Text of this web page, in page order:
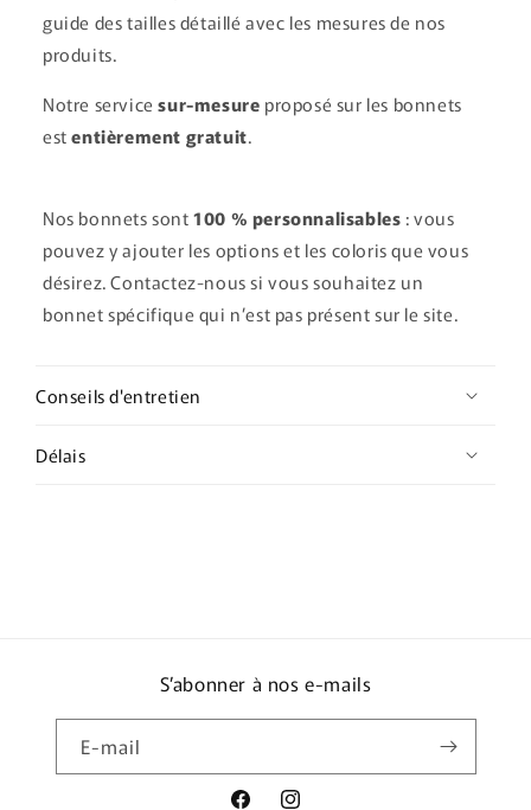
guide des tailles détaillé avec les mesures de nos
produits.
Notre servicesur-mesure proposé sur les bonnets
estentièrement gratuit.
Nos bonnets sont100 % personnalisables : vous
pouvez y ajouter les options et les coloris que vous
désirez. Contactez-nous si vous souhaitez un
bonnet spécifique qui n’est pas présent sur le site.
Conseils d'entretien
Délais
S’abonner à nos e-mails
E-mail